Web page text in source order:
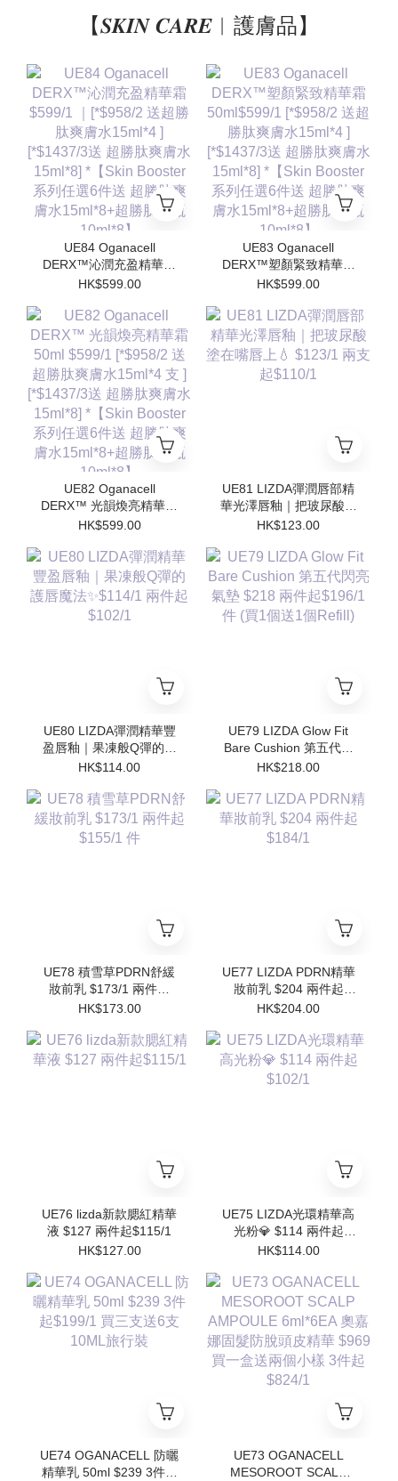
【𝑺𝑲𝑰𝑵 𝑪𝑨𝑹𝑬︱護膚品】
UE84 Oganacell
DERX™沁潤充盈精華霜
$599/1 ｜[*$958/2 送超
[*$1437/3送 超勝肽爽膚
水15ml*8] *【Skin
Booster 系列任選6件送
超勝肽爽膚水15ml*8+超
勝肽安瓶10ml*8】
HK$599.00
UE83 Oganacell
DERX™塑顏緊致精華霜
50ml$599/1 [*$958/2 送
[*$1437/3送 超勝肽爽膚
水15ml*8] *【Skin
Booster 系列任選6件送
超勝肽爽膚水15ml*8+超
勝肽安瓶10ml*8】
HK$599.00
UE82 Oganacell
DERX™ 光韻煥亮精華霜
50ml $599/1 [*$958/2 送
[*$1437/3送 超勝肽爽膚
水15ml*8] *【Skin
Booster 系列任選6件送
超勝肽爽膚水15ml*8+超
勝肽安瓶10ml*8】
HK$599.00
UE81 LIZDA彈潤唇部精
華光澤唇釉｜把玻尿酸塗
在嘴唇上💧 $123/1 兩支
HK$123.00
UE80 LIZDA彈潤精華豐
盈唇釉｜果凍般Q彈的護
唇魔法✨$114/1 兩件起
HK$114.00
UE79 LIZDA Glow Fit
Bare Cushion 第五代閃
亮氣墊 $218 兩件起
Refill)
HK$218.00
UE78 積雪草PDRN舒緩
妝前乳 $173/1 兩件起
$155/1 件
HK$173.00
UE77 LIZDA PDRN精華
妝前乳 $204 兩件起
$184/1
HK$204.00
UE76 lizda新款腮紅精華
液 $127 兩件起$115/1
HK$127.00
UE75 LIZDA光環精華高
光粉💎 $114 兩件起
$102/1
HK$114.00
UE74 OGANACELL 防曬
精華乳 50ml $239 3件起
UE73 OGANACELL
MESOROOT SCALP